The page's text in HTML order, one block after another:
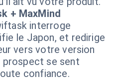
+ MaxMind
interroge
le Japon, et redirige
vers votre version
prospect se sent
confiance.